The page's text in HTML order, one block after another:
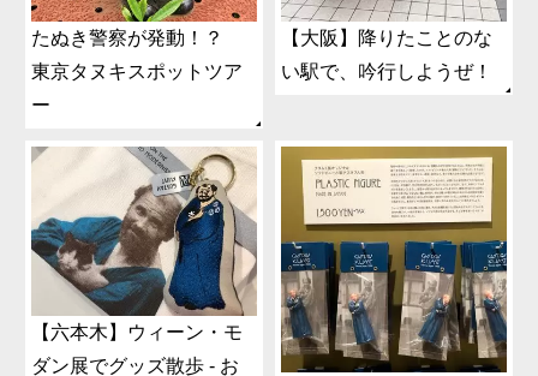
たぬき警察が発動！？
東京タヌキスポットツア
ー
【大阪】降りたことのな
い駅で、吟行しようぜ！
【六本木】ウィーン・モ
ダン展でグッズ散歩 - お